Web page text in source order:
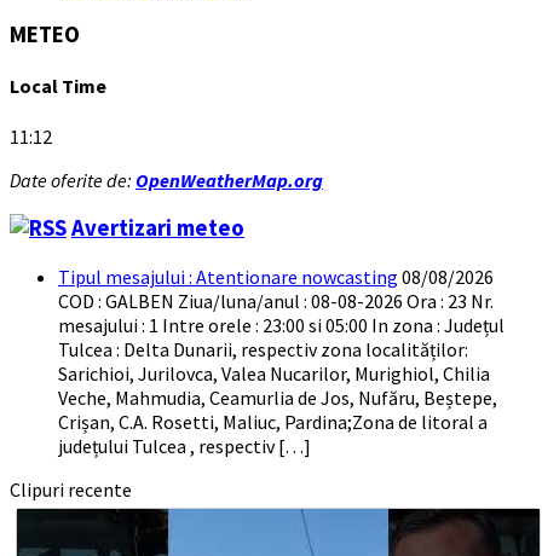
METEO
Local Time
11:12
Date oferite de: OpenWeatherMap.org
Avertizari meteo
Tipul mesajului : Atentionare nowcasting 08/08/2026
COD : GALBEN Ziua/luna/anul : 08-08-2026 Ora : 23 Nr.
mesajului : 1 Intre orele : 23:00 si 05:00 In zona : Județul
Tulcea : Delta Dunarii, respectiv zona localităților:
Sarichioi, Jurilovca, Valea Nucarilor, Murighiol, Chilia
Veche, Mahmudia, Ceamurlia de Jos, Nufăru, Beștepe,
Crișan, C.A. Rosetti, Maliuc, Pardina;Zona de litoral a
județului Tulcea , respectiv […]
Clipuri recente